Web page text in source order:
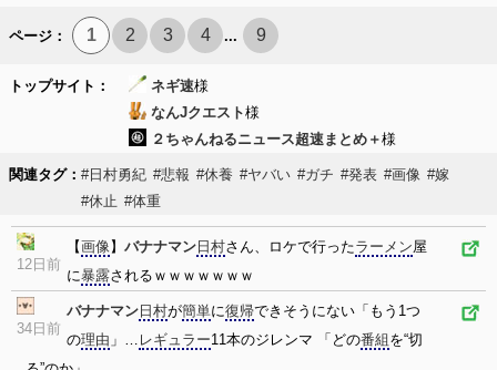
ページ： 1 2 3 4 ... 9
トップサイト： ネギ速様
なんJクエスト様
２ちゃんねるニュース超速まとめ＋様
関連タグ： #日村勇紀 #悲報 #休養 #ヤバい #ガチ #発表 #画像 #嫁
#休止 #体重
12日前
【画像】 バナナマン 日村さん、ロケで行ったラーメン屋
に暴露されるｗｗｗｗｗｗｗ
34日前
バナナマン 日村が簡単に復帰できそうにない「もう1つ
の理由 」… レギュラー11本のジレンマ 「どの番組 を“切